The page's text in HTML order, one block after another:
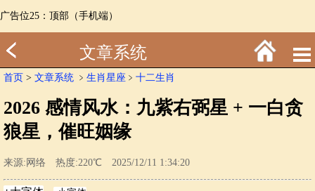
广告位25：顶部（手机端）
文章系统
首页 > 文章系统 ﹥ 生肖星座 ﹥ 十二生肖
2026 感情风水：九紫右弼星 + 一白贪
狼星，催旺姻缘
来源:网络 热度:220℃ 2025/12/11 1:34:20